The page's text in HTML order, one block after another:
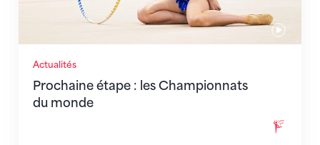
Actualités
Prochaine étape : les Championnats
du monde